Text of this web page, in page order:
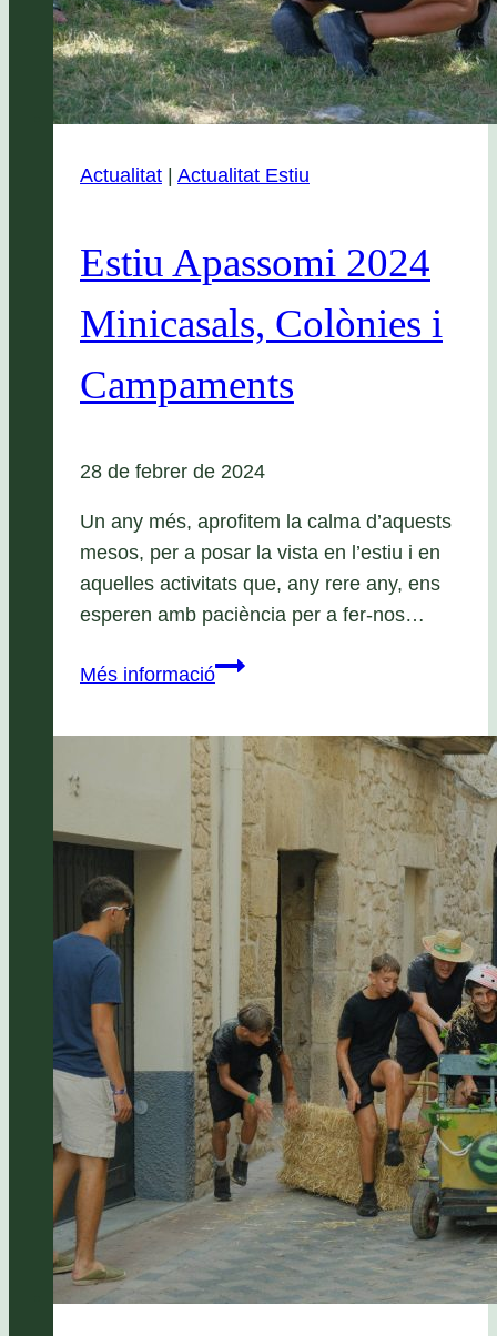
Actualitat | Actualitat Estiu
Estiu Apassomi 2024
Minicasals, Colònies i
Campaments
28 de febrer de 2024
Un any més, aprofitem la calma d’aquests
mesos, per a posar la vista en l’estiu i en
aquelles activitats que, any rere any, ens
esperen amb paciència per a fer-nos…
Més informacióEstiu
Minicasals,
Colònies
Campaments